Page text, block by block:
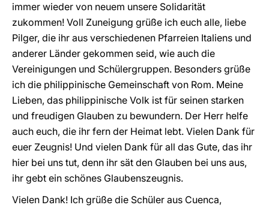
immer wieder von neuem unsere Solidarität
zukommen! Voll Zuneigung grüße ich euch alle, liebe
Pilger, die ihr aus verschiedenen Pfarreien Italiens und
anderer Länder gekommen seid, wie auch die
Vereinigungen und Schülergruppen. Besonders grüße
ich die philippinische Gemeinschaft von Rom. Meine
Lieben, das philippinische Volk ist für seinen starken
und freudigen Glauben zu bewundern. Der Herr helfe
auch euch, die ihr fern der Heimat lebt. Vielen Dank für
euer Zeugnis! Und vielen Dank für all das Gute, das ihr
hier bei uns tut, denn ihr sät den Glauben bei uns aus,
ihr gebt ein schönes Glaubenszeugnis.
Vielen Dank! Ich grüße die Schüler aus Cuenca,